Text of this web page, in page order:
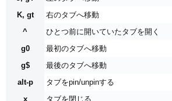
K, gt
右のタブへ移動
^
ひとつ前に開いていたタブを開く
g0
最初のタブへ移動
g$
最後のタブへ移動
alt-p
タブをpin/unpinする
x
タブを閉じる